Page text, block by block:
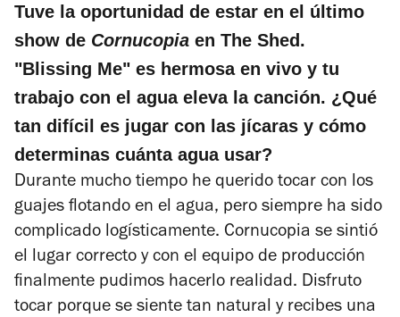
Tuve la oportunidad de estar en el último
show de Cornucopia en The Shed.
"Blissing Me" es hermosa en vivo y tu
trabajo con el agua eleva la canción. ¿Qué
tan difícil es jugar con las jícaras y cómo
determinas cuánta agua usar?
Durante mucho tiempo he querido tocar con los
guajes flotando en el agua, pero siempre ha sido
complicado logísticamente. Cornucopia se sintió
el lugar correcto y con el equipo de producción
finalmente pudimos hacerlo realidad. Disfruto
tocar porque se siente tan natural y recibes una